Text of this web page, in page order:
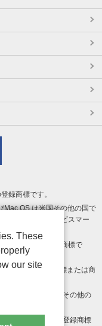
録商標です。
OS は米国その他の国で
Apple Inc. のサービスマー
は Google LLC の商標で
国における登録商標または商
Inc.の米国およびその他の
各社の商標または登録商標
These
our site